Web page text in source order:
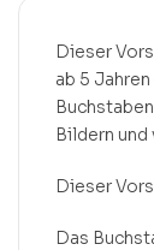
Dieser
ab 5
Bildern
Dieser
Das